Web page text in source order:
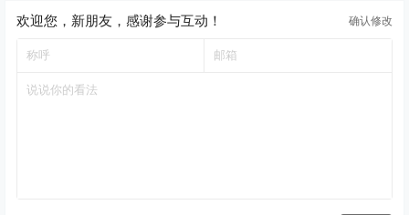
欢迎您，新朋友，感谢参与互动！ 确认修改